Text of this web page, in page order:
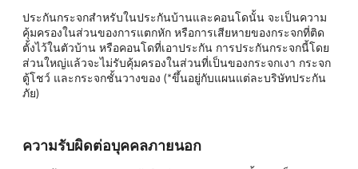
ประกันกระจกสำหรับในประกันบ้านและคอนโดนั้น จะเป็นความ
คุ้มครองในส่วนของการแตกหัก หรือการเสียหายของกระจกที่ติด
ตั้งไว้ในตัวบ้าน หรือคอนโดที่เอาประกัน การประกันกระจกนี้โดย
ส่วนใหญ่แล้วจะไม่รับคุ้มครองในส่วนที่เป็นของกระจกเงา กระจก
ตู้โชว์ และกระจกชั้นวางของ (*ขึ้นอยู่กับแผนแต่ละบริษัทประกัน
ภัย)
ความรับผิดต่อบุคคลภายนอก